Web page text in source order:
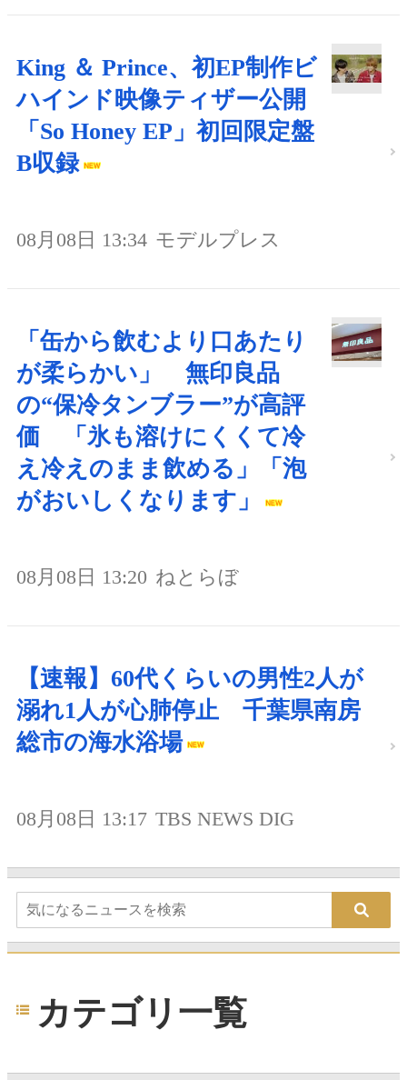
King ＆ Prince、初EP制作ビ
ハインド映像ティザー公開
「So Honey EP」初回限定盤
B収録
08月08日 13:34 モデルプレス
「缶から飲むより口あたり
が柔らかい」 無印良品
の“保冷タンブラー”が高評
価 「氷も溶けにくくて冷
え冷えのまま飲める」「泡
がおいしくなります」
08月08日 13:20 ねとらぼ
【速報】60代くらいの男性2人が
溺れ1人が心肺停止 千葉県南房
総市の海水浴場
08月08日 13:17 TBS NEWS DIG
カテゴリ一覧